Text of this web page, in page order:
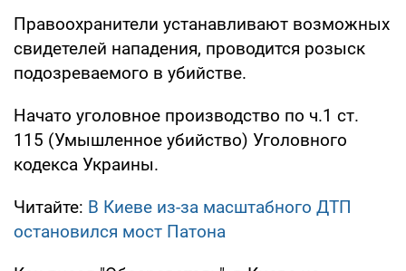
Правоохранители устанавливают возможных
свидетелей нападения, проводится розыск
подозреваемого в убийстве.
Начато уголовное производство по ч.1 ст.
115 (Умышленное убийство) Уголовного
кодекса Украины.
Читайте: В Киеве из-за масштабного ДТП
остановился мост Патона